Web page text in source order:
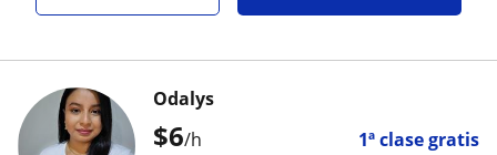
$6/h 1ª clase gratis
Odalys